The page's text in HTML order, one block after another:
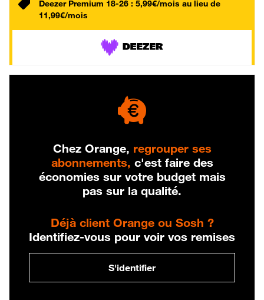
Deezer Premium 18-26 : 5,99€/mois au lieu de
11,99€/mois
Chez Orange, regrouper ses
abonnements, c'est faire des
économies sur votre budget mais
pas sur la qualité.
Déjà client Orange ou Sosh ?
Identifiez-vous pour voir vos remises
S'identifier